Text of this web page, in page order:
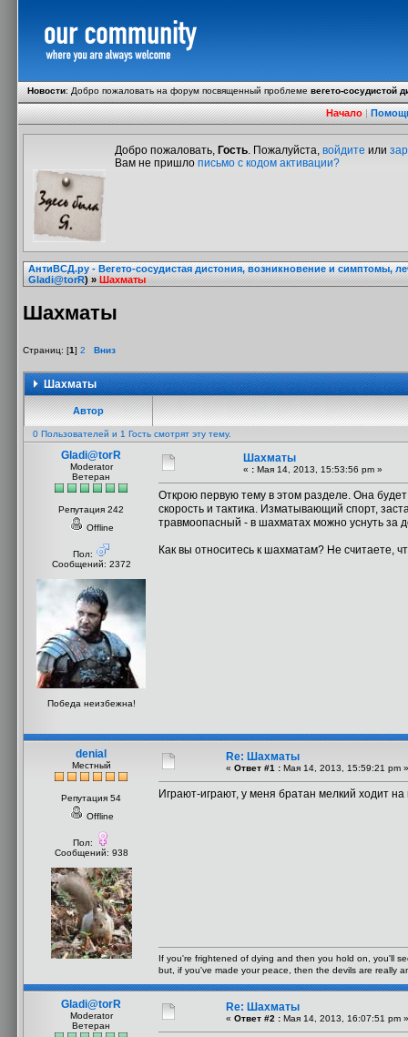
Новости:Добро пожаловать на форум посвященный проблемевегето-сосудистой
Начало|
Добро пожаловать, Гость. Пожалуйста, войдите или
Вам не пришло письмо с кодом активации?
АнтиВСД.ру - Вегето-сосудистая дистония, возникновение и симптомы,
Gladi@torR) »Шахматы
Шахматы
Страниц: [1] 2 Вниз
Шахматы
Автор
0 Пользователей и 1 Гость смотрят эту тему.
Gladi@torR
Moderator
Ветеран
Репутация 242
Offline
Пол:
Сообщений: 2372
Победа неизбежна!
Шахматы
« : Мая 14, 2013, 15:53:56 pm »
Открою первую тему в этом разделе. Она
скорость и тактика. Изматывающий спорт,
травмоопасный - в шахматах можно уснуть за
Как вы относитесь к шахматам? Не считаете,
denial
Местный
Репутация 54
Offline
Пол:
Сообщений: 938
Re: Шахматы
« Ответ #1 : Мая 14, 2013, 15:59:21 pm »
Играют-играют, у меня братан мелкий ходит
If you're frightened of dying and then you hold on, you'll
but, if you've made your peace, then the devils are really
Gladi@torR
Moderator
Ветеран
Re: Шахматы
« Ответ #2 : Мая 14, 2013, 16:07:51 pm »